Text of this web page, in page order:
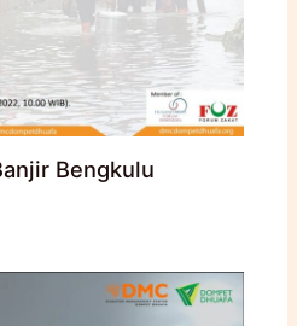
Bengkulu